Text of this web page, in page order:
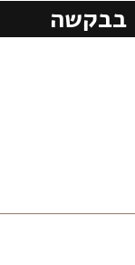
בבקשה